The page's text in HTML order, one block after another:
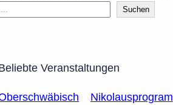
Suchen
Veranstaltungen
Nikolausprogram